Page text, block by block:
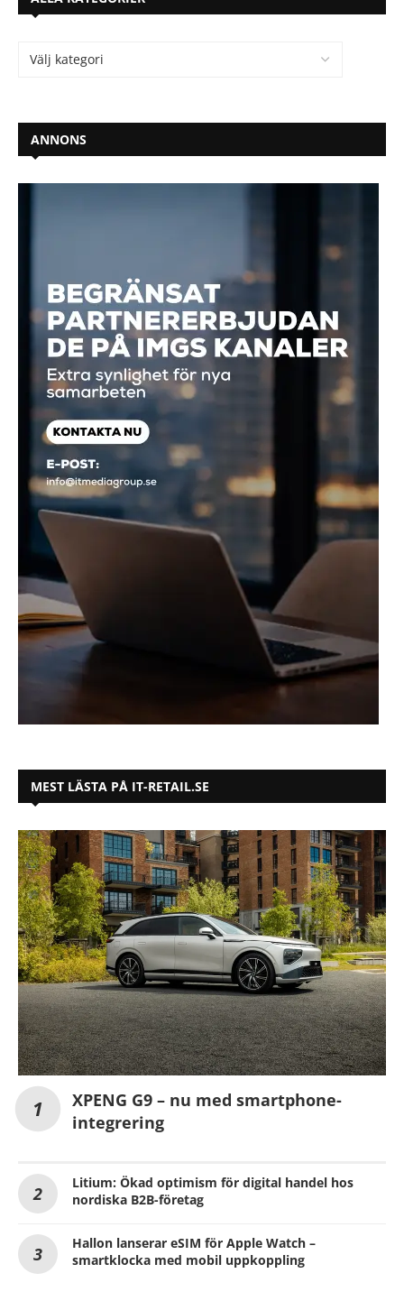
ANNONS
MEST LÄSTA PÅ IT-RETAIL.SE
XPENG G9 – nu med smartphone-
integrering
Litium: Ökad optimism för digital handel hos
nordiska B2B-företag
Hallon lanserar eSIM för Apple Watch –
smartklocka med mobil uppkoppling